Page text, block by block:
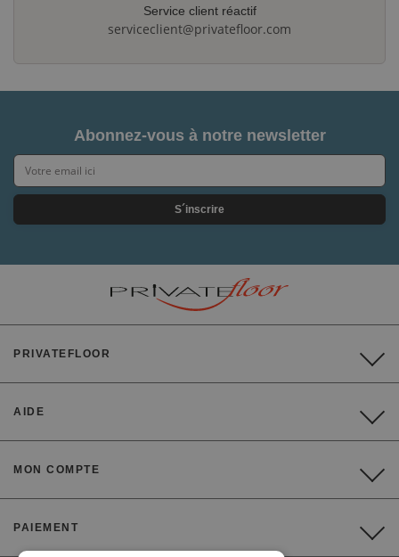
Service client réactif
serviceclient@privatefloor.com
Abonnez-vous à notre newsletter
S´inscrire
PRIVATEFLOOR
AIDE
MON COMPTE
PAIEMENT